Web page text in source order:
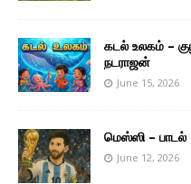
கடல் உலகம் –
நடராஜன்
June 15, 2026
மெஸ்ஸி – பாடல்
June 12, 2026